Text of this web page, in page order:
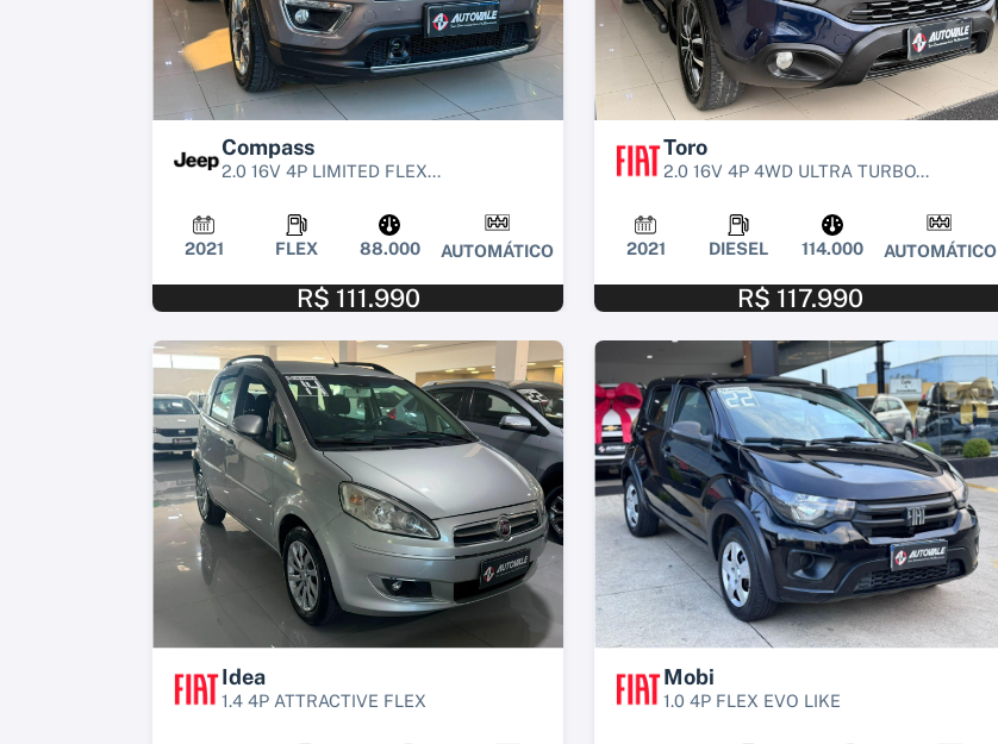
Compass
2.0 16V 4P LIMITED FLEX...
2021 FLEX 88.000 AUTOMÁTICO
R$ 111.990
Toro
2.0 16V 4P 4WD ULTRA TURBO...
2021 DIESEL 114.000 AUTOMÁTICO
R$ 117.990
Idea
1.4 4P ATTRACTIVE FLEX
Mobi
1.0 4P FLEX EVO LIKE